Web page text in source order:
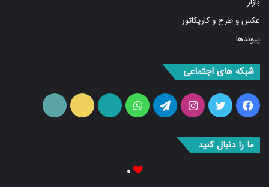
عکس و طرح و کاریکاتور
پیوندها
شبکه های اجتماعی
فیس
توییتر اینستاگرامتلگرام واتس
آپارات ایتا
ما را دنبال کنید
۰